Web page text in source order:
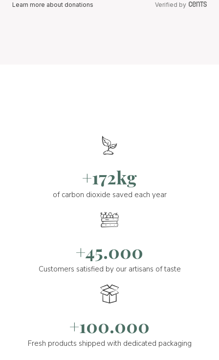
Learn more about donations Verified by
+172kg
of carbon dioxide saved each year
+45.000
Customers satisfied by our artisans of taste
+100.000
Fresh products shipped with dedicated packaging